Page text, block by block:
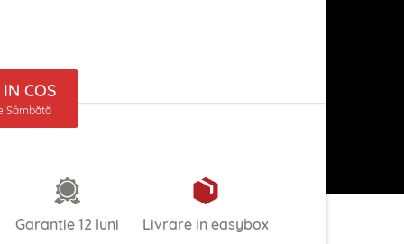
COS
Sâmbătă
Garantie 12 luni Livrare in easybox